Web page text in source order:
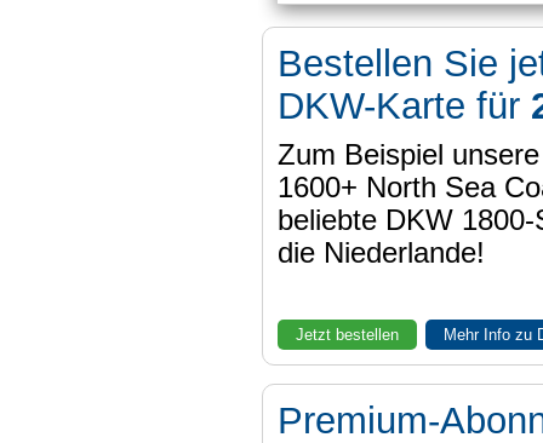
Bestellen Sie
DKW-Karte für
Zum Beispiel
1600+ North Sea
beliebte DKW
die Niederlande!
Jetzt bestellen Mehr Info zu
Premium-